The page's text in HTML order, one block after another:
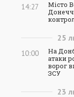
14:27
Місто
25
10:00
На
атаки
ворог
ЗСУ
23